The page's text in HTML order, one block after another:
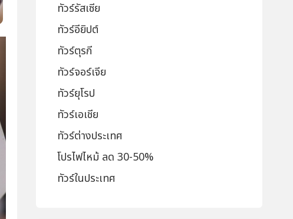
ทัวร์รัสเซีย
ทัวร์อียิปต์
ทัวร์ตุรกี
ทัวร์จอร์เจีย
ทัวร์ยุโรป
ทัวร์เอเชีย
ทัวร์ต่างประเทศ
โปรไฟไหม้ ลด 30-50%
ทัวร์ในประเทศ